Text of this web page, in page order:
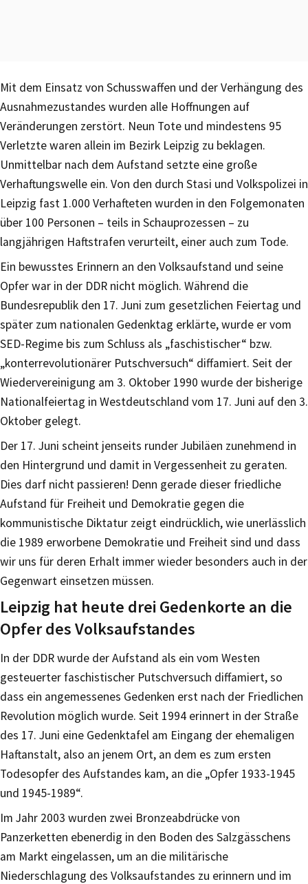
Mit dem Einsatz von Schusswaffen und der Verhängung des
Ausnahmezustandes wurden alle Hoffnungen auf
Veränderungen zerstört. Neun Tote und mindestens 95
Verletzte waren allein im Bezirk Leipzig zu beklagen.
Unmittelbar nach dem Aufstand setzte eine große
Verhaftungswelle ein. Von den durch Stasi und Volkspolizei in
Leipzig fast 1.000 Verhafteten wurden in den Folgemonaten
über 100 Personen – teils in Schauprozessen – zu
langjährigen Haftstrafen verurteilt, einer auch zum Tode.
Ein bewusstes Erinnern an den Volksaufstand und seine
Opfer war in der DDR nicht möglich. Während die
Bundesrepublik den 17. Juni zum gesetzlichen Feiertag und
später zum nationalen Gedenktag erklärte, wurde er vom
SED-Regime bis zum Schluss als „faschistischer“ bzw.
„konterrevolutionärer Putschversuch“ diffamiert. Seit der
Wiedervereinigung am 3. Oktober 1990 wurde der bisherige
Nationalfeiertag in Westdeutschland vom 17. Juni auf den 3.
Oktober gelegt.
Der 17. Juni scheint jenseits runder Jubiläen zunehmend in
den Hintergrund und damit in Vergessenheit zu geraten.
Dies darf nicht passieren! Denn gerade dieser friedliche
Aufstand für Freiheit und Demokratie gegen die
kommunistische Diktatur zeigt eindrücklich, wie unerlässlich
die 1989 erworbene Demokratie und Freiheit sind und dass
wir uns für deren Erhalt immer wieder besonders auch in der
Gegenwart einsetzen müssen.
Leipzig hat heute drei Gedenkorte an die
Opfer des Volksaufstandes
In der DDR wurde der Aufstand als ein vom Westen
gesteuerter faschistischer Putschversuch diffamiert, so
dass ein angemessenes Gedenken erst nach der Friedlichen
Revolution möglich wurde. Seit 1994 erinnert in der Straße
des 17. Juni eine Gedenktafel am Eingang der ehemaligen
Haftanstalt, also an jenem Ort, an dem es zum ersten
Todesopfer des Aufstandes kam, an die „Opfer 1933-1945
und 1945-1989“.
Im Jahr 2003 wurden zwei Bronzeabdrücke von
Panzerketten ebenerdig in den Boden des Salzgässchens
am Markt eingelassen, um an die militärische
Niederschlagung des Volksaufstandes zu erinnern und im